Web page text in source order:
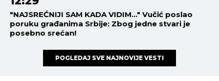
"NAJSREĆNIJI SAM KADA VIDIM..." Vučić poslao
poruku građanima Srbije: Zbog jedne stvari je
posebno srećan!
POGLEDAJ SVE NAJNOVIJE VESTI